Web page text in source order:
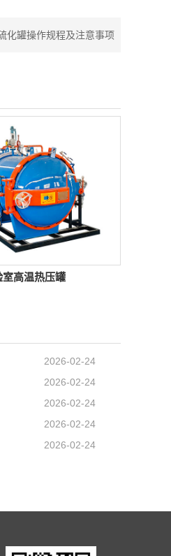
化罐操作规程及注意事项
室高温热压罐
2026-02-24
2026-02-24
2026-02-24
2026-02-24
2026-02-24